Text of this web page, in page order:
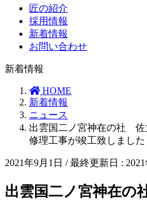
匠の紹介
採用情報
新着情報
お問い合わせ
新着情報
HOME
新着情報
ニュース
出雲国二ノ宮神在の社 佐
修理工事が竣工致しました
2021年9月1日 / 最終更新日 :
出雲国二ノ宮神在